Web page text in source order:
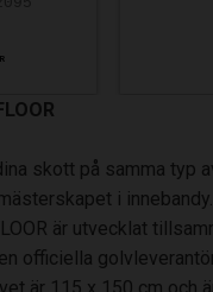
skott på samma typ
i innebandy.
är utvecklat
officiella